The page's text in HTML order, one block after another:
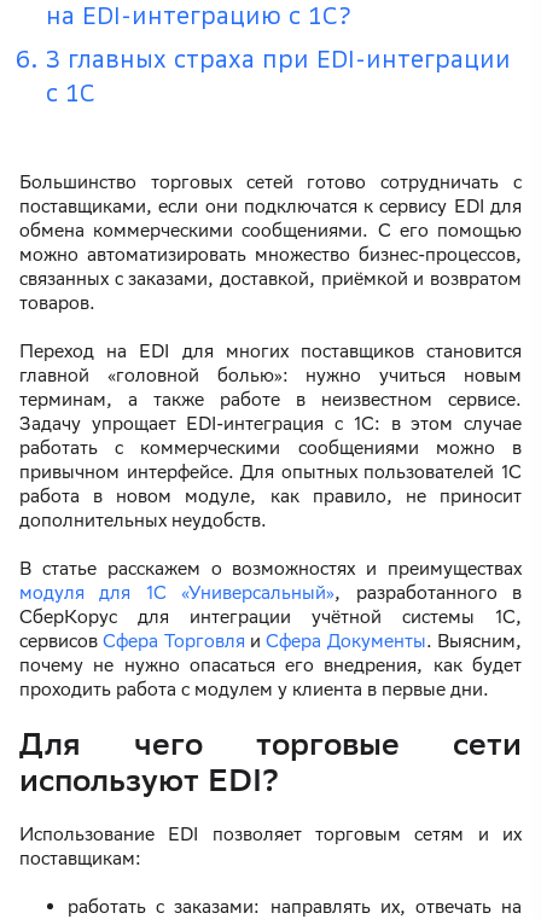
на EDI-интеграцию с 1С?
3 главных страха при EDI-интеграции
с 1С
Большинство торговых сетей готово сотрудничать с
поставщиками, если они подключатся к сервису EDI для
обмена коммерческими сообщениями. С его помощью
можно автоматизировать множество бизнес-процессов,
связанных с заказами, доставкой, приёмкой и возвратом
товаров.
Переход на EDI для многих поставщиков становится
главной «головной болью»: нужно учиться новым
терминам, а также работе в неизвестном сервисе.
Задачу упрощает EDI-интеграция с 1С: в этом случае
работать с коммерческими сообщениями можно в
привычном интерфейсе. Для опытных пользователей 1С
работа в новом модуле, как правило, не приносит
дополнительных неудобств.
В статье расскажем о возможностях и преимуществах
модуля для 1С «Универсальный», разработанного в
СберКорус для интеграции учётной системы 1С,
сервисовСфера Торговля иСфера Документы. Выясним,
почему не нужно опасаться его внедрения, как будет
проходить работа с модулем у клиента в первые дни.
Для чего торговые сети
используют EDI?
Использование EDI позволяет торговым сетям и их
поставщикам:
работать с заказами: направлять их, отвечать на